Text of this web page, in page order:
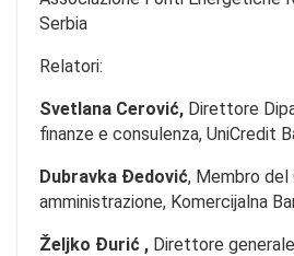
Serbia
Relatori:
Svetlana Cerović, Direttore
finanze e consulenza, UniCredit
Dubravka Đedović, Membro del
amministrazione, Komercijalna
Željko Đurić , Direttore